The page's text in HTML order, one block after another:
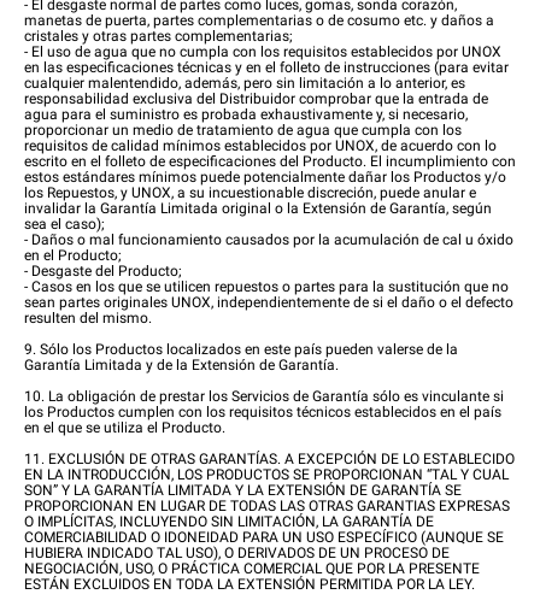
- El desgaste normal de partes como luces, gomas, sonda corazón,
manetas de puerta, partes complementarias o de cosumo etc. y daños a
cristales y otras partes complementarias;
- El uso de agua que no cumpla con los requisitos establecidos por UNOX
en las especificaciones técnicas y en el folleto de instrucciones (para evitar
cualquier malentendido, además, pero sin limitación a lo anterior, es
responsabilidad exclusiva del Distribuidor comprobar que la entrada de
agua para el suministro es probada exhaustivamente y, si necesario,
proporcionar un medio de tratamiento de agua que cumpla con los
requisitos de calidad mínimos establecidos por UNOX, de acuerdo con lo
escrito en el folleto de especificaciones del Producto. El incumplimiento con
estos estándares mínimos puede potencialmente dañar los Productos y/o
los Repuestos, y UNOX, a su incuestionable discreción, puede anular e
invalidar la Garantía Limitada original o la Extensión de Garantía, según
sea el caso);
- Daños o mal funcionamiento causados por la acumulación de cal u óxido
en el Producto;
- Desgaste del Producto;
- Casos en los que se utilicen repuestos o partes para la sustitución que no
sean partes originales UNOX, independientemente de si el daño o el defecto
resulten del mismo.
9. Sólo los Productos localizados en este país pueden valerse de la
Garantía Limitada y de la Extensión de Garantía.
10. La obligación de prestar los Servicios de Garantía sólo es vinculante si
los Productos cumplen con los requisitos técnicos establecidos en el país
en el que se utiliza el Producto.
11. EXCLUSIÓN DE OTRAS GARANTÍAS. A EXCEPCIÓN DE LO ESTABLECIDO
EN LA INTRODUCCIÓN, LOS PRODUCTOS SE PROPORCIONAN “TAL Y CUAL
SON” Y LA GARANTÍA LIMITADA Y LA EXTENSIÓN DE GARANTÍA SE
PROPORCIONAN EN LUGAR DE TODAS LAS OTRAS GARANTIAS EXPRESAS
O IMPLÍCITAS, INCLUYENDO SIN LIMITACIÓN, LA GARANTÍA DE
COMERCIABILIDAD O IDONEIDAD PARA UN USO ESPECÍFICO (AUNQUE SE
HUBIERA INDICADO TAL USO), O DERIVADOS DE UN PROCESO DE
NEGOCIACIÓN, USO, O PRÁCTICA COMERCIAL QUE POR LA PRESENTE
ESTÁN EXCLUIDOS EN TODA LA EXTENSIÓN PERMITIDA POR LA LEY.